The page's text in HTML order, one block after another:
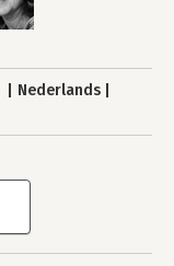
Nederlands